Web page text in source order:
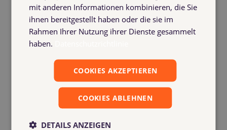
mit anderen Informationen kombinieren, die Sie
ihnen bereitgestellt haben oder die sie im
Rahmen Ihrer Nutzung ihrer Dienste gesammelt
haben.
COOKIES AKZEPTIEREN
COOKIES ABLEHNEN
DETAILS ANZEIGEN